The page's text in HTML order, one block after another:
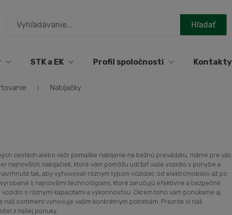
STK a EK Profil spoločnosti Kontakty
Nabíjačky
cestách alebo skôr pomalšie nabíjanie na bežnú prevádzku, máme pre vás
najnovších nabíjačiek, ktoré vám pomôžu udržať vaše vozidlo v pohybe a
tak, aby vyhovovali rôznym typom vozidiel, od elektromobilov až po
s najnovšími technológiami, ktoré zaručujú efektívne a bezpečné
s rôznymi kapacitami a výkonnosťou. Okrem toho vám ponúkame aj
náš sortiment vyhovuje vašim konkrétnym potrebám. Prezrite si náš
z našej ponuky.